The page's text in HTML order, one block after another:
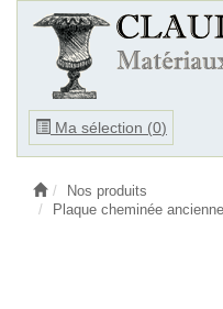
Ma sélection (0)
Ouvrir
le
Nos produits
Plaque cheminée